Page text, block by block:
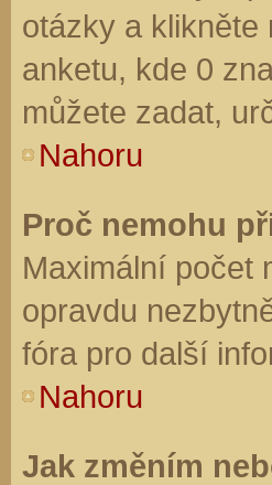
otázky a klikněte
anketu, kde 0
můžete zadat,
Nahoru
Proč nemohu
Maximální počet
opravdu
fóra pro další
Nahoru
Jak změním